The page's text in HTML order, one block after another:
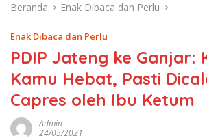
Beranda Enak Dibaca dan Perlu
Enak Dibaca dan Perlu
PDIP Jateng ke Ganjar:
Kamu Hebat, Pasti
Capres oleh Ibu Ketum
Admin
24/05/2021